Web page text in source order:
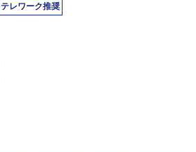
テレワーク推奨